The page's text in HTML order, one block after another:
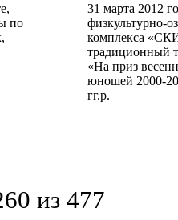
по
31 марта 2012
физкультурно-
комплекса
традиционный
«На приз
юношей 2000-
гг.р.
из 477